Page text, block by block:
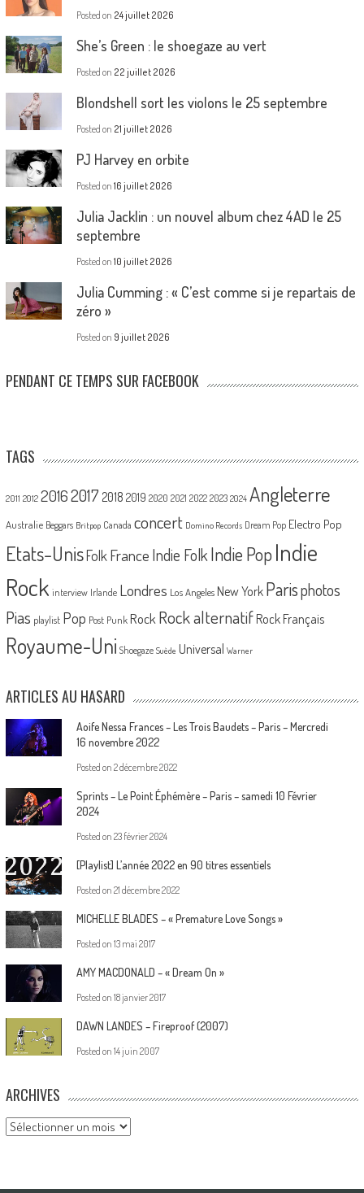
Posted on 24 juillet 2026
She’s Green : le shoegaze au vert
Posted on 22 juillet 2026
Blondshell sort les violons le 25 septembre
Posted on 21 juillet 2026
PJ Harvey en orbite
Posted on 16 juillet 2026
Julia Jacklin : un nouvel album chez 4AD le 25
septembre
Posted on 10 juillet 2026
Julia Cumming : « C’est comme si je repartais de
zéro »
Posted on 9 juillet 2026
PENDANT CE TEMPS SUR FACEBOOK
TAGS
2011 2012 20162017 2018 2019 2020 2021 2022 2023 2024 Angleterre
Australie Beggars Britpop Canada concert Domino Records Dream Pop Electro Pop
Etats-UnisFolk France Indie Folk Indie PopIndie
Rock interview Irlande Londres Los Angeles New York Parisphotos
Pias playlist Pop Post Punk Rock Rock alternatif Rock Français
Royaume-Uni Shoegaze Suède Universal Warner
ARTICLES AU HASARD
Aoife Nessa Frances – Les Trois Baudets – Paris – Mercredi
16 novembre 2022
Posted on 2 décembre 2022
Sprints – Le Point Éphémère – Paris – samedi 10 Février
2024
Posted on 23 février 2024
[Playlist] L’année 2022 en 90 titres essentiels
Posted on 21 décembre 2022
MICHELLE BLADES – « Premature Love Songs »
Posted on 13 mai 2017
AMY MACDONALD – « Dream On »
Posted on 18 janvier 2017
DAWN LANDES – Fireproof (2007)
Posted on 14 juin 2007
ARCHIVES
Archives